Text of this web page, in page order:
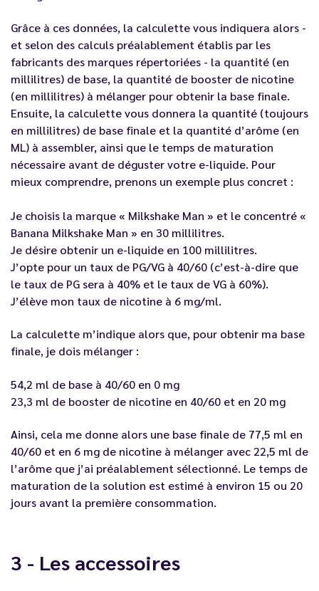
Grâce à ces données, la calculette vous indiquera alors -
et selon des calculs préalablement établis par les
fabricants des marques répertoriées - la quantité (en
millilitres) de base, la quantité de booster de nicotine
(en millilitres) à mélanger pour obtenir la base finale.
Ensuite, la calculette vous donnera la quantité (toujours
en millilitres) de base finale et la quantité d’arôme (en
ML) à assembler, ainsi que le temps de maturation
nécessaire avant de déguster votre e-liquide. Pour
mieux comprendre, prenons un exemple plus concret :
Je choisis la marque « Milkshake Man » et le concentré «
Banana Milkshake Man » en 30 millilitres.
Je désire obtenir un e-liquide en 100 millilitres.
J’opte pour un taux de PG/VG à 40/60 (c’est-à-dire que
le taux de PG sera à 40% et le taux de VG à 60%).
J’élève mon taux de nicotine à 6 mg/ml.
La calculette m’indique alors que, pour obtenir ma base
finale, je dois mélanger :
54,2 ml de base à 40/60 en 0 mg
23,3 ml de booster de nicotine en 40/60 et en 20 mg
Ainsi, cela me donne alors une base finale de 77,5 ml en
40/60 et en 6 mg de nicotine à mélanger avec 22,5 ml de
l’arôme que j’ai préalablement sélectionné. Le temps de
maturation de la solution est estimé à environ 15 ou 20
jours avant la première consommation.
3 - Les accessoires